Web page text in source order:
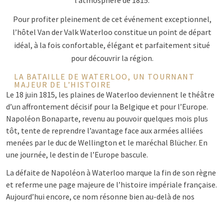
Pour profiter pleinement de cet événement exceptionnel,
l’hôtel Van der Valk Waterloo constitue un point de départ
idéal, à la fois confortable, élégant et parfaitement situé
pour découvrir la région.
LA BATAILLE DE WATERLOO, UN TOURNANT
MAJEUR DE L’HISTOIRE
Le 18 juin 1815, les plaines de Waterloo deviennent le théâtre
d’un affrontement décisif pour la Belgique et pour l’Europe.
Napoléon Bonaparte, revenu au pouvoir quelques mois plus
tôt, tente de reprendre l’avantage face aux armées alliées
menées par le duc de Wellington et le maréchal Blücher. En
une journée, le destin de l’Europe bascule.
La défaite de Napoléon à Waterloo marque la fin de son règne
et referme une page majeure de l’histoire impériale française.
Aujourd’hui encore, ce nom résonne bien au-delà de nos